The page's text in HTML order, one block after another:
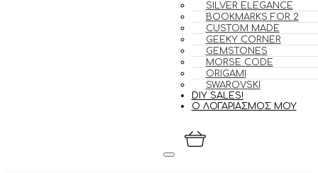
SILVER ELEGANCE
BOOKMARKS FOR 2
CUSTOM MADE
GEEKY CORNER
GEMSTONES
MORSE CODE
ORIGAMI
SWAROVSKI
DIY SALES!
Ο ΛΟΓΑΡΙΑΣΜΟΣ ΜΟΥ